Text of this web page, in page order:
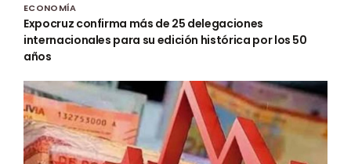
ECONOMÍA
Expocruz confirma más de 25 delegaciones
internacionales para su edición histórica por los 50
años